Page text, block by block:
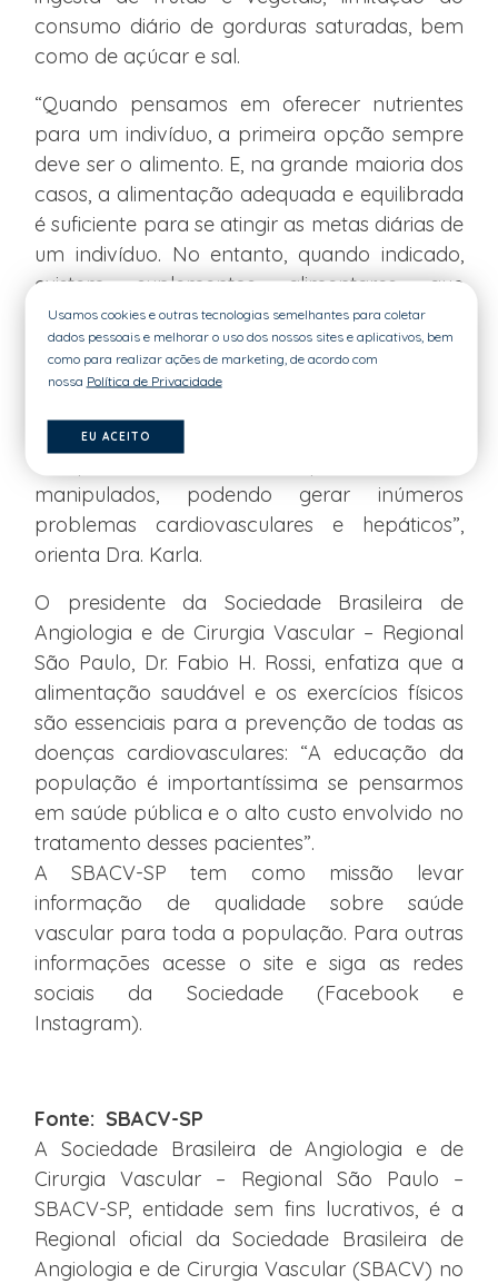
consumo diário de gorduras saturadas, bem
como de açúcar e sal.
“Quando pensamos em oferecer nutrientes
para um indivíduo, a primeira opção sempre
deve ser o alimento. E, na grande maioria dos
casos, a alimentação adequada e equilibrada
é suficiente para se atingir as metas diárias de
um indivíduo. No entanto, quando indicado,
existem suplementos alimentares que
auxiliam no tratamento. É importante frisar
que somente profissionais habilitados podem
fazer a avaliação da necessidade de
Ressalto ainda o risco que existe na
manipulados, podendo gerar inúmeros
problemas cardiovasculares e hepáticos”,
orienta Dra. Karla.
O presidente da Sociedade Brasileira de
Angiologia e de Cirurgia Vascular – Regional
São Paulo, Dr. Fabio H. Rossi, enfatiza que a
alimentação saudável e os exercícios físicos
são essenciais para a prevenção de todas as
doenças cardiovasculares: “A educação da
população é importantíssima se pensarmos
em saúde pública e o alto custo envolvido no
tratamento desses pacientes”.
A SBACV-SP tem como missão levar
informação de qualidade sobre saúde
vascular para toda a população. Para outras
informações acesse o site e siga as redes
sociais da Sociedade (Facebook e
Instagram).
Fonte: SBACV-SP
A Sociedade Brasileira de Angiologia e de
Cirurgia Vascular – Regional São Paulo –
SBACV-SP, entidade sem fins lucrativos, é a
Regional oficial da Sociedade Brasileira de
Angiologia e de Cirurgia Vascular (SBACV) no
Usamos cookies e outras tecnologias semelhantes para coletar
dados pessoais e melhorar o uso dos nossos sites e aplicativos, bem
como para realizar ações de marketing, de acordo com
nossa Política de Privacidade
EU ACEITO